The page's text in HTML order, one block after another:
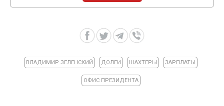
ВЛАДИМИР ЗЕЛЕНСКИЙ ДОЛГИ ШАХТЕРЫ ЗАРПЛАТЫ
ОФИС ПРЕЗИДЕНТА